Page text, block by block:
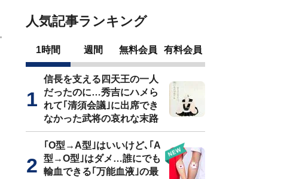
人気記事ランキング
1時間 週間 無料会員 有料会員
信長を支える四天王の一人
だったのに…秀吉にハメら
れて｢清須会議｣に出席でき
なかった武将の哀れな末路
｢O型→A型｣はいいけど､｢A
型→O型｣はダメ…誰にでも
輸血できる｢万能血液｣の最